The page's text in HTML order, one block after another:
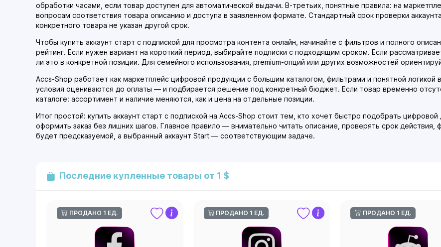
обработки часами, если товар доступен для автоматической выдачи. В-третьих, понятные правила: на
вопросам соответствия товара описанию и доступа в заявленном формате. Стандартный срок проверки
конкретного товара не указан другой срок.
Чтобы купить аккаунт старт с подпиской для просмотра контента онлайн, начинайте с фильтров и полного
рейтинг. Если нужен вариант на короткий период, выбирайте подписки с подходящим сроком. Если
ли это в конкретной позиции. Для семейного использования, premium-опций или других возможностей
Accs-Shop работает как маркетплейс цифровой продукции с большим каталогом, фильтрами и понятной логикой
условия оцениваются до оплаты — и подбирается решение под конкретный бюджет. Если товар временно
каталоге: ассортимент и наличие меняются, как и цена на отдельные позиции.
Итог простой: купить аккаунт старт с подпиской на Accs-Shop стоит тем, кто хочет быстро подобрать
оформить заказ без лишних шагов. Главное правило — внимательно читать описание, проверять срок действия,
будет предсказуемой, а выбранный аккаунт Start — соответствующим задаче.
Последние купленные товары от 1 $
ПРОДАНО 1 ЕД. ПРОДАНО 1 ЕД. ПРОДАНО 1 ЕД.